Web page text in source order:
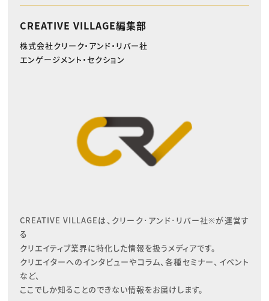
CREATIVE VILLAGE編集部
株式会社クリーク・アンド・リバー社
エンゲージメント・セクション
CREATIVE VILLAGEは、クリーク･アンド･リバー社※が運営す
る
クリエイティブ業界に特化した情報を扱うメディアです。
クリエイターへのインタビューやコラム、各種セミナー、イベント
など、
ここでしか知ることのできない情報をお届けします。